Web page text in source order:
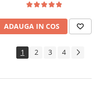
ADAUGA IN COS
1 2 3 4